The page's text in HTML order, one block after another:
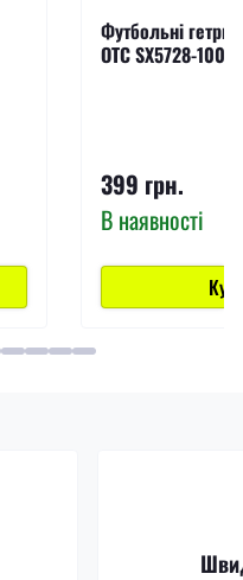
Футбольні гетри
OTC SX5728-100
399 грн.
В наявності